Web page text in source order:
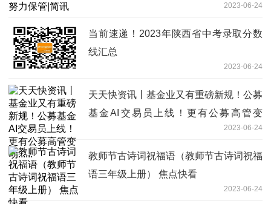
2023-06-24
当前速递！2023年陕西省中考录取分数
线汇总
2023-06-24
天天快资讯丨基金业又有重磅新规！公募
基金AI交易员上线！更有公募高管变
2023-06-24
教师节古诗词祝福语（教师节古诗词祝福
语三年级上册） 焦点快看
2023-06-24